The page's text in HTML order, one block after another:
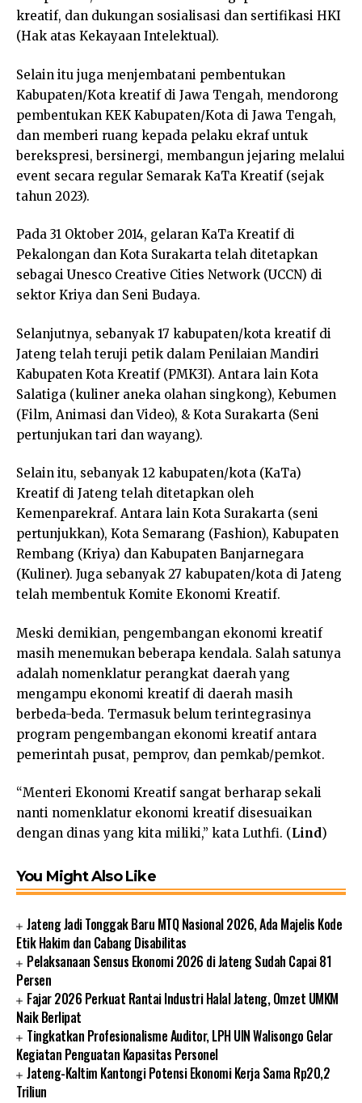
kreatif, dan dukungan sosialisasi dan sertifikasi HKI
(Hak atas Kekayaan Intelektual).
Selain itu juga menjembatani pembentukan
Kabupaten/Kota kreatif di Jawa Tengah, mendorong
pembentukan KEK Kabupaten/Kota di Jawa Tengah,
dan memberi ruang kepada pelaku ekraf untuk
berekspresi, bersinergi, membangun jejaring melalui
event secara regular Semarak KaTa Kreatif (sejak
tahun 2023).
Pada 31 Oktober 2014, gelaran KaTa Kreatif di
Pekalongan dan Kota Surakarta telah ditetapkan
sebagai Unesco Creative Cities Network (UCCN) di
sektor Kriya dan Seni Budaya.
Selanjutnya, sebanyak 17 kabupaten/kota kreatif di
Jateng telah teruji petik dalam Penilaian Mandiri
Kabupaten Kota Kreatif (PMK3I). Antara lain Kota
Salatiga (kuliner aneka olahan singkong), Kebumen
(Film, Animasi dan Video), & Kota Surakarta (Seni
pertunjukan tari dan wayang).
Selain itu, sebanyak 12 kabupaten/kota (KaTa)
Kreatif di Jateng telah ditetapkan oleh
Kemenparekraf. Antara lain Kota Surakarta (seni
pertunjukkan), Kota Semarang (Fashion), Kabupaten
Rembang (Kriya) dan Kabupaten Banjarnegara
(Kuliner). Juga sebanyak 27 kabupaten/kota di Jateng
telah membentuk Komite Ekonomi Kreatif.
Meski demikian, pengembangan ekonomi kreatif
masih menemukan beberapa kendala. Salah satunya
adalah nomenklatur perangkat daerah yang
mengampu ekonomi kreatif di daerah masih
berbeda-beda. Termasuk belum terintegrasinya
program pengembangan ekonomi kreatif antara
pemerintah pusat, pemprov, dan pemkab/pemkot.
“Menteri Ekonomi Kreatif sangat berharap sekali
nanti nomenklatur ekonomi kreatif disesuaikan
dengan dinas yang kita miliki,” kata Luthfi. (Lind)
You Might Also Like
Jateng Jadi Tonggak Baru MTQ Nasional 2026, Ada Majelis Kode
Etik Hakim dan Cabang Disabilitas
Pelaksanaan Sensus Ekonomi 2026 di Jateng Sudah Capai 81
Persen
Fajar 2026 Perkuat Rantai Industri Halal Jateng, Omzet UMKM
Naik Berlipat
Tingkatkan Profesionalisme Auditor, LPH UIN Walisongo Gelar
Kegiatan Penguatan Kapasitas Personel
Jateng-Kaltim Kantongi Potensi Ekonomi Kerja Sama Rp20,2
Triliun